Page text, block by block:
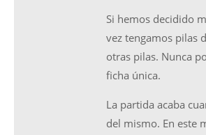
Si hemos decidido
vez tengamos pilas
otras pilas. Nunca
ficha única.
La partida acaba
del mismo. En este